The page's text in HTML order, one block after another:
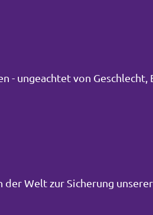
- ungeachtet von
Welt zur Sicherung